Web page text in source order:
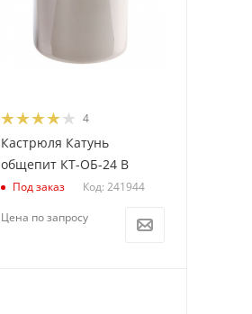
4
Кастрюля Катунь
общепит КТ-ОБ-24 В
Под заказ Код: 241944
Цена по запросу